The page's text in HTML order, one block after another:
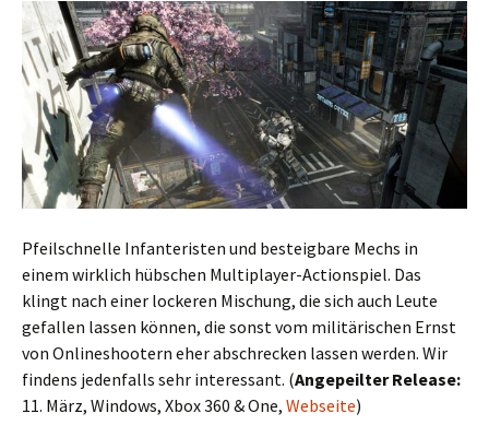
Pfeilschnelle Infanteristen und besteigbare Mechs in
einem wirklich hübschen Multiplayer-Actionspiel. Das
klingt nach einer lockeren Mischung, die sich auch Leute
gefallen lassen können, die sonst vom militärischen Ernst
von Onlineshootern eher abschrecken lassen werden. Wir
findens jedenfalls sehr interessant. (Angepeilter Release:
11. März, Windows, Xbox 360 & One, Webseite)